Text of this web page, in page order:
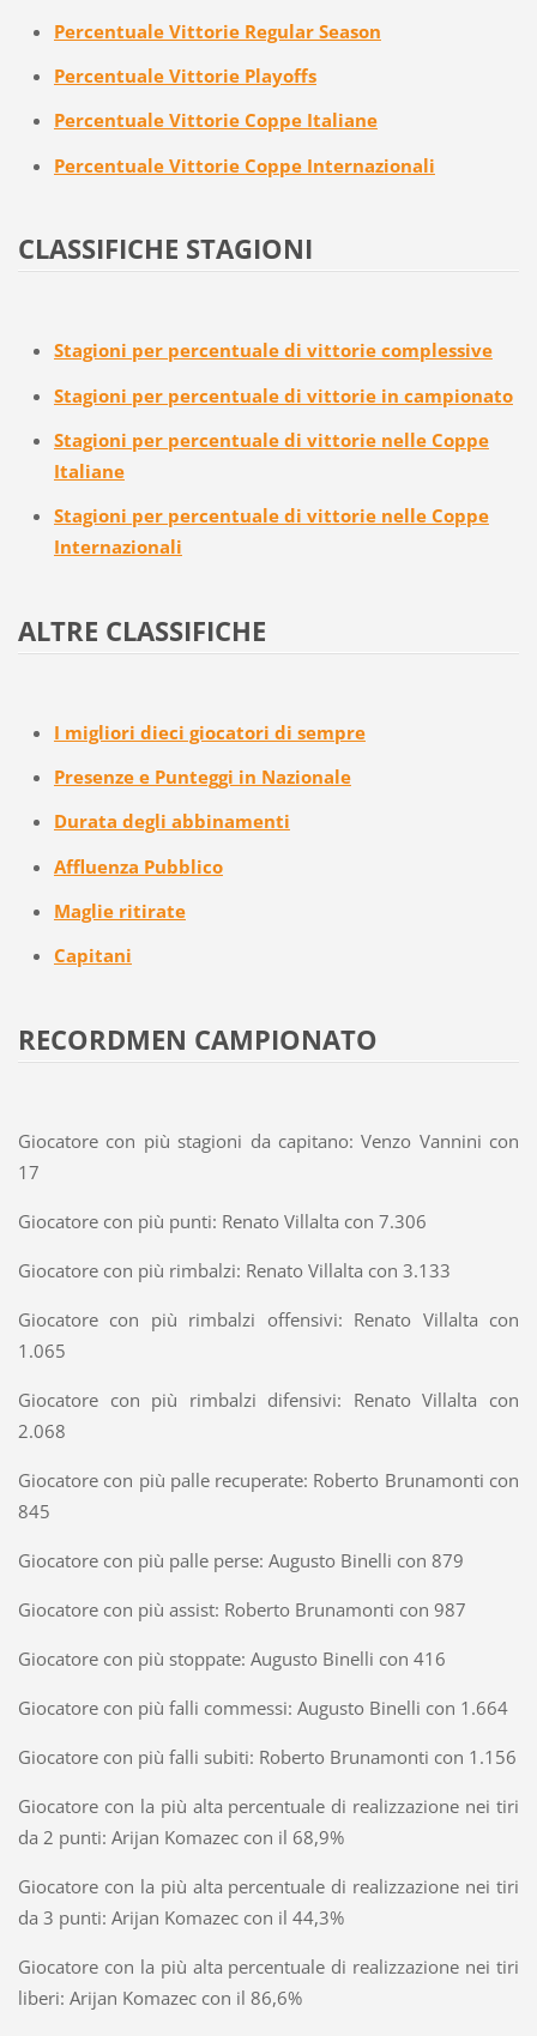
Percentuale Vittorie Regular Season
Percentuale Vittorie Playoffs
Percentuale Vittorie Coppe Italiane
Percentuale Vittorie Coppe Internazionali
CLASSIFICHE STAGIONI
Stagioni per percentuale di vittoriecomplessive
Stagioni per percentuale di vittorie in campionato
Stagioni per percentuale di vittorie nelle Coppe
Italiane
Stagioni per percentuale di vittorie nelle Coppe
Internazionali
ALTRE CLASSIFICHE
I migliori dieci giocatori di sempre
Presenze e Punteggi in Nazionale
Durata degli abbinamenti
Affluenza Pubblico
Maglie ritirate
Capitani
RECORDMEN CAMPIONATO
Giocatore con più stagioni da capitano: Venzo Vannini con
17
Giocatore con più punti: Renato Villalta con 7.306
Giocatore con più rimbalzi: Renato Villalta con 3.133
Giocatore con più rimbalzi offensivi: Renato Villalta con
1.065
Giocatore con più rimbalzi difensivi: Renato Villalta con
2.068
Giocatore con più palle recuperate: Roberto Brunamonti con
845
Giocatore con più palle perse: Augusto Binelli con 879
Giocatore con più assist: Roberto Brunamonti con 987
Giocatore con più stoppate: Augusto Binelli con 416
Giocatore con più falli commessi: Augusto Binelli con 1.664
Giocatore con più falli subiti: Roberto Brunamonti con 1.156
Giocatore con la più alta percentuale di realizzazione nei tiri
da 2 punti: Arijan Komazec con il 68,9%
Giocatore con la più alta percentuale di realizzazione nei tiri
da 3 punti: Arijan Komazec con il 44,3%
Giocatore con la più alta percentuale di realizzazione nei tiri
liberi: Arijan Komazec con il 86,6%